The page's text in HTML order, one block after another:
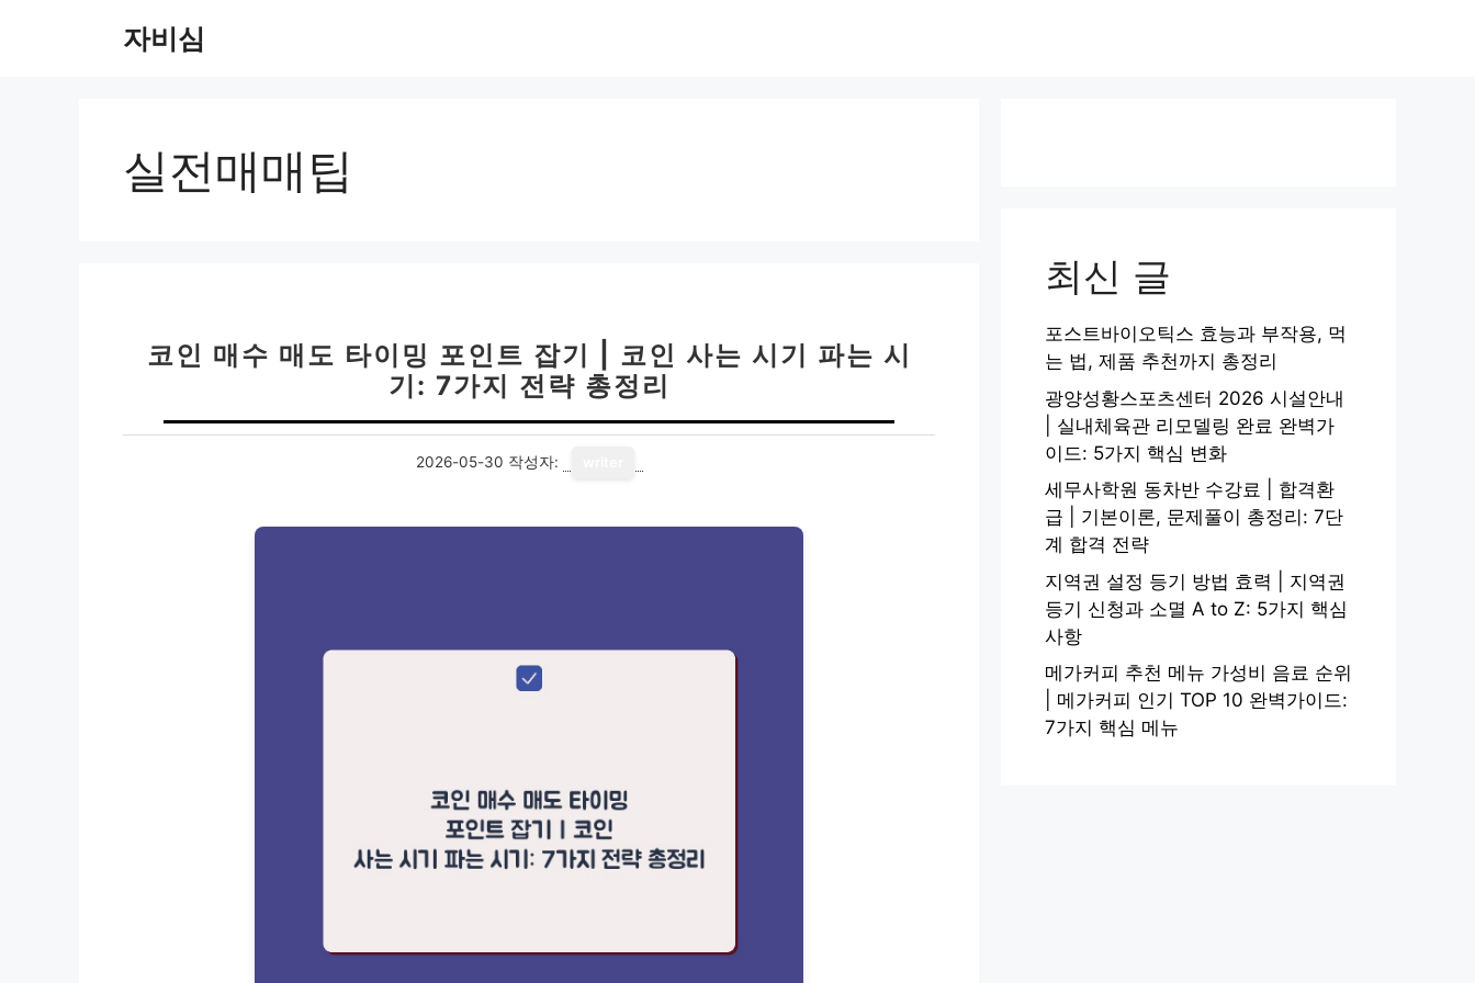
자비심
실전매매팁
코인 매수 매도 타이밍 포인트 잡기 | 코인 사는 시기 파는 시
기: 7가지 전략 총정리
2026-05-30 작성자:
최신 글
포스트바이오틱스 효능과 부작용, 먹
는 법, 제품 추천까지 총정리
광양성황스포츠센터 2026 시설안내
| 실내체육관 리모델링 완료 완벽가
이드: 5가지 핵심 변화
세무사학원 동차반 수강료 | 합격환
급 | 기본이론, 문제풀이 총정리: 7단
계 합격 전략
지역권 설정 등기 방법 효력 | 지역권
등기 신청과 소멸 A to Z: 5가지 핵심
사항
메가커피 추천 메뉴 가성비 음료 순위
| 메가커피 인기 TOP 10 완벽가이드:
7가지 핵심 메뉴